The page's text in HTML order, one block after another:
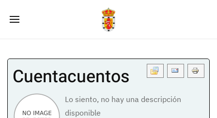
Cuentacuentos
Lo siento, no hay una descripción
disponible